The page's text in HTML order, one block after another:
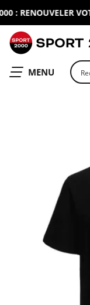
: RENOUVELER
OUVRIR LE
MENU